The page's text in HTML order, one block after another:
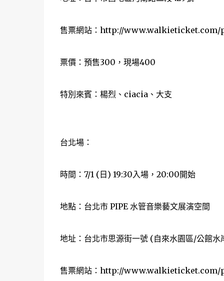
售票網站：http://www.walkieticket.com/
票價：預售300，現場400
特別來賓：楊烈、ciacia、大支
台北場：
時間：7/1 (日) 19:30入場，20:00開始
地點：台北市 PIPE 水管音樂藝文展演空間
地址：台北市思源街一號 (自來水園區/公館水
售票網站：http://